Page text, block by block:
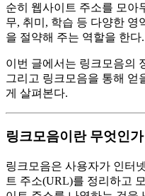
순히 웹사이트 주소를 모아
무, 취미, 학습 등 다양한 영
을 절약해 주는 역할을 한다.
이번 글에서는 링크모음의
그리고 링크모음을 통해 얻
게 살펴본다.
링크모음이란 무엇인가
링크모음은 사용자가 인터
트 주소(URL)를 정리하고